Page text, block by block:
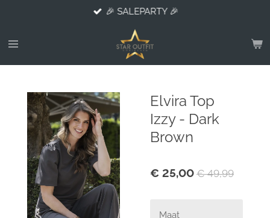
naar
hoofdinhoud
🎉 SALEPARTY 🎉
Elvira Top
Izzy - Dark
Brown
€ 25,00 € 49,99
Maat